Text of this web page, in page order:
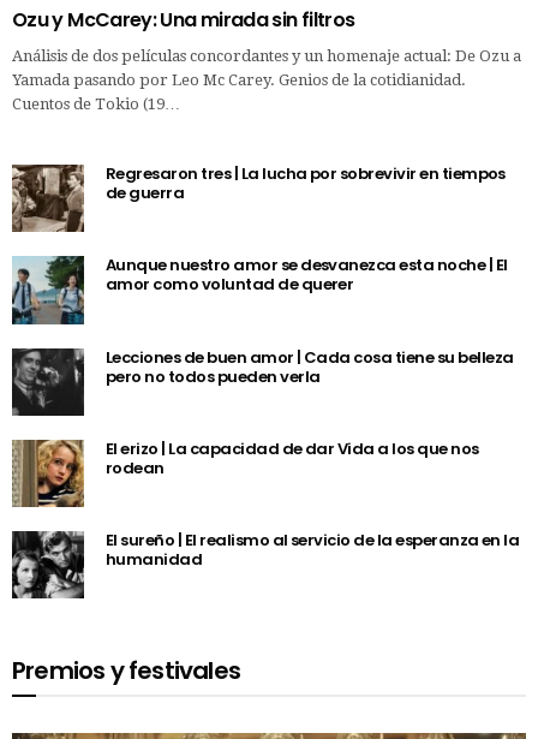
Ozu y McCarey: Una mirada sin filtros
Análisis de dos películas concordantes y un homenaje actual: De Ozu a
Yamada pasando por Leo Mc Carey. Genios de la cotidianidad.
Cuentos de Tokio (19…
Regresaron tres | La lucha por sobrevivir en tiempos
de guerra
Aunque nuestro amor se desvanezca esta noche | El
amor como voluntad de querer
Lecciones de buen amor | Cada cosa tiene su belleza
pero no todos pueden verla
El erizo | La capacidad de dar Vida a los que nos
rodean
El sureño | El realismo al servicio de la esperanza en la
humanidad
Premios y festivales